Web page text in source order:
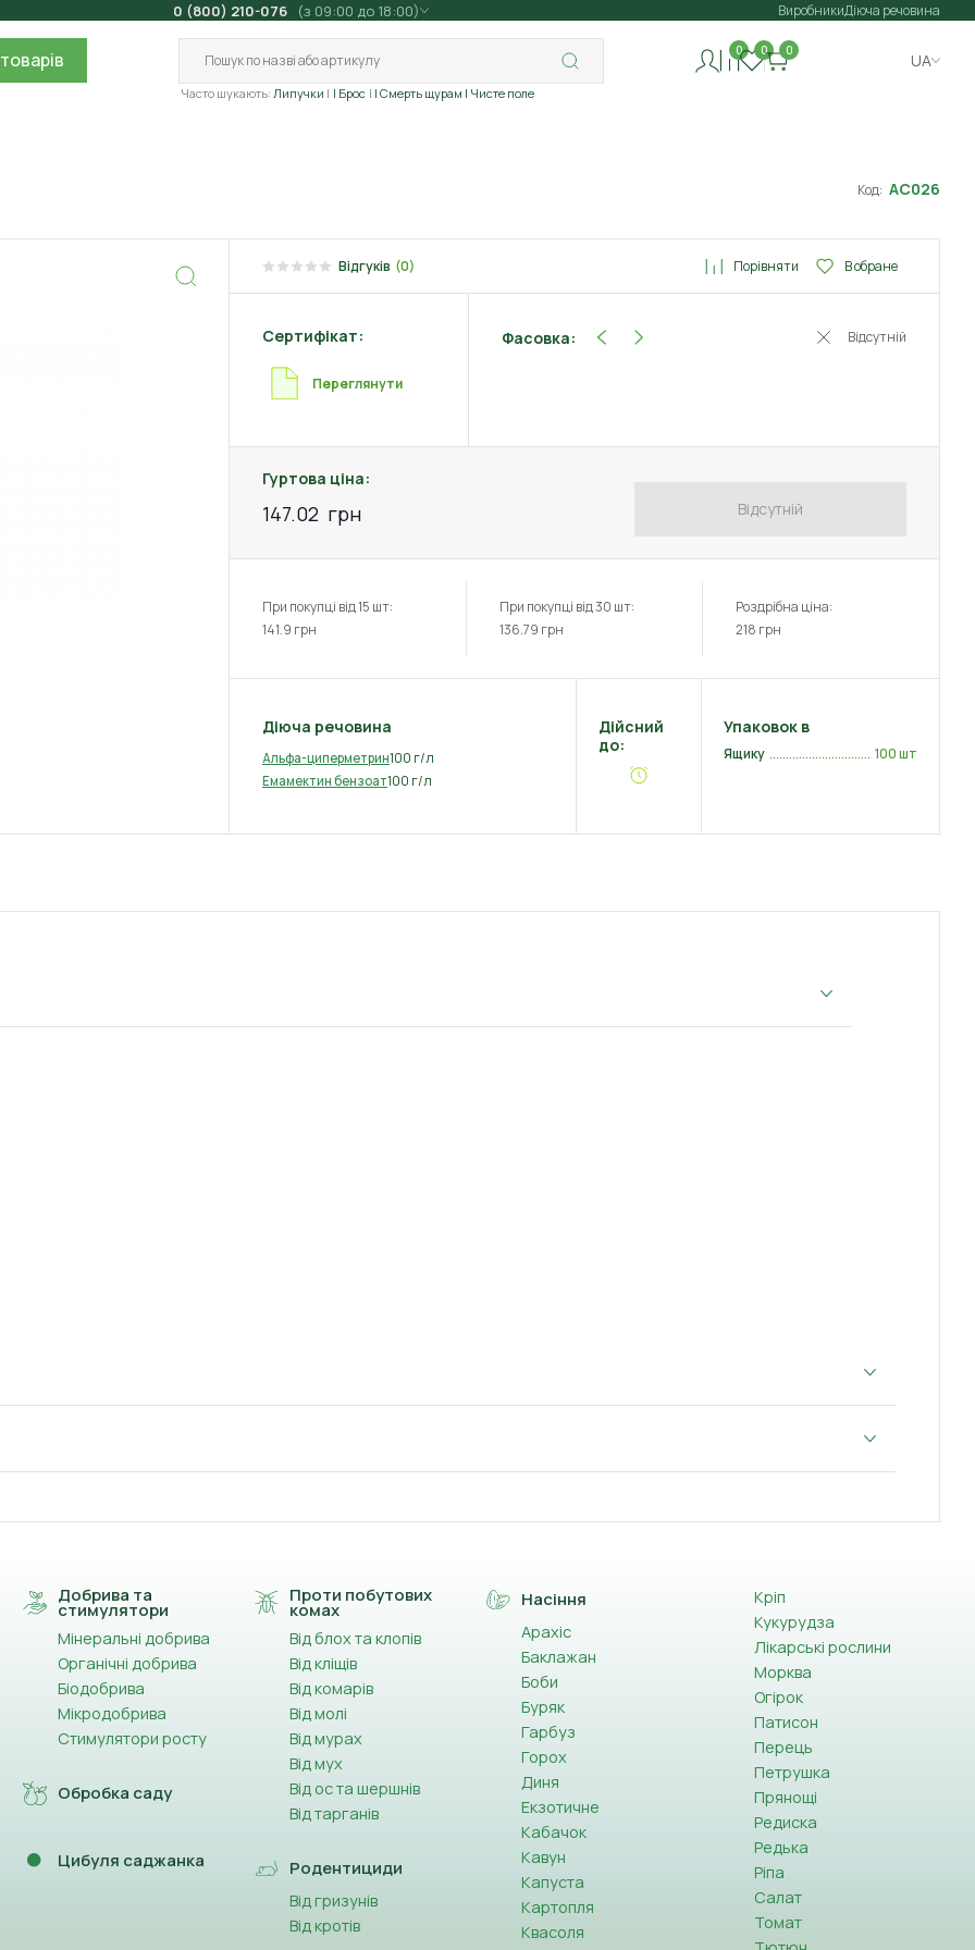
0 (800) 210-076 (з 09:00 до 18:00) ВиробникиДіюча речовина
Часто шукають: Липучки | Брос | Смерть щурам | Чисте поле
0 0 0
UA
Код: АС026
Відгуків (0) Порівняти В обране
Сертифікат:
Переглянути
Фасовка: Відсутній
Гуртова ціна:
147.02 грн Відсутній
При покупці від 15 шт:
141.9 грн
При покупці від 30 шт:
136.79 грн
Роздрібна ціна:
218 грн
Діюча речовина
Альфа-циперметрин100 г/л
Емамектин бензоат100 г/л
Дійсний
до:
Упаковок в
Ящику 100 шт
Добрива та
стимулятори
Мінеральні добрива
Органічні добрива
Біодобрива
Мікродобрива
Стимулятори росту
Обробка саду
Цибуля саджанка
Проти побутових
комах
Від блох та клопів
Від кліщів
Від комарів
Від молі
Від мурах
Від мух
Від ос та шершнів
Від тарганів
Родентициди
Від гризунів
Від кротів
Насіння
Арахіс
Баклажан
Боби
Буряк
Гарбуз
Горох
Диня
Екзотичне
Кабачок
Кавун
Капуста
Картопля
Квасоля
Кріп
Кукурудза
Лікарські рослини
Морква
Огірок
Патисон
Перець
Петрушка
Прянощі
Редиска
Редька
Ріпа
Салат
Томат